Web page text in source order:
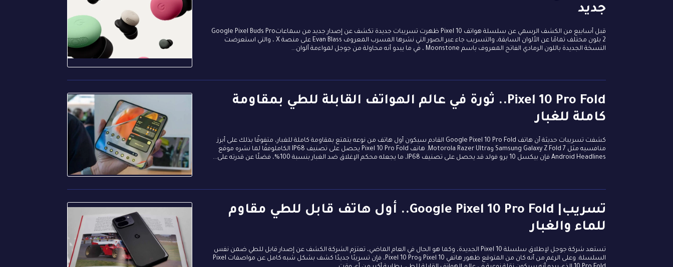
جديد
قبل أسابيع من الكشف الرسمي عن سلسلة هواتف Pixel 10 ظهرت تسريبات جديدة تكشف عن إصدار جديد من سماعاتGoogle Pixel Buds Pro
2 بلون مختلف تمامًا عن الألوان السابقة، والتسريب جاء عبر الصور التي نشرها المسرب المعروف Evan Blass على منصة X ، والتي استعرضت
النسخة الجديدة باللون الرمادي الفاتح المعروف باسم Moonstone ، في ما يبدو أنه محاولة من جوجل لمواءمة ألوان...
Pixel 10 Pro Fold.. ثورة في عالم الهواتف القابلة للطي بمقاومة
كاملة للغبار
كشفت تسريبات حديثة أن هاتف Google Pixel 10 Pro Fold القادم سيكون أول هاتف من نوعه يتمتع بمقاومة كاملة للغبار، متفوقًا بذلك على أبرز
منافسيه مثل Samsung Galaxy Z Fold 7 وMotorola Razer Ultra. هاتف Pixel 10 Pro Fold يحصل على تصنيف IP68 الكاملوفقًا لما نشره موقع
Android Headlines فإن بيكسل 10 برو فولد قد يحصل على تصنيف IP68، ما يجعله محكم الإغلاق ضد الغبار بنسبة 100%، فضلًا عن قدرته على...
تسريب| Google Pixel 10 Pro Fold.. أول هاتف قابل للطي مقاوم
للماء والغبار
تستعد شركة جوجل لإطلاق سلسلة Pixel 10 الجديدة، وكما هو الحال في العام الماضي، تعتزم الشركة الكشف عن إصدار قابل للطي ضمن نفس
السلسلة. وعلى الرغم من أنه كان من المتوقع ظهور هاتفي Pixel 10 وPixel 10 Pro، فإن تسريبًا جديدًا كشف بشكل شبه كامل عن مواصفات Pixel